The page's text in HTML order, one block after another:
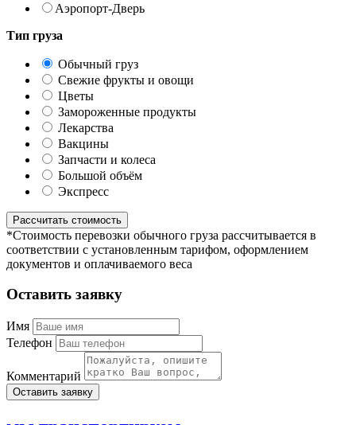
Аэропорт-Дверь
Тип груза
Обычный груз
Свежие фрукты и овощи
Цветы
Замороженные продукты
Лекарства
Вакцины
Запчасти и колеса
Большой объём
Экспресс
*Стоимость перевозки обычного груза рассчитывается в
соответствии с установленным тарифом, оформлением
документов и оплачиваемого веса
Оставить заявку
Имя
Телефон
Комментарий